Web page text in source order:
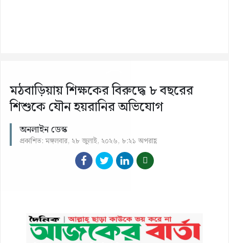
মঠবাড়িয়ায় শিক্ষকের বিরুদ্ধে ৮ বছরের
শিশুকে যৌন হয়রানির অভিযোগ
অনলাইন ডেস্ক
প্রকাশিত: মঙ্গলবার, ২৮ জুলাই, ২০২৬, ৮:২১ অপরাহ্ণ